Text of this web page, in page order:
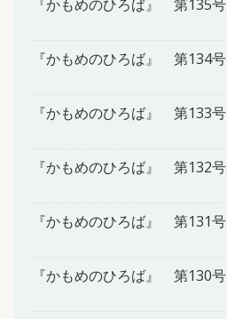
『かもめのひろば』 第135号
『かもめのひろば』 第134号
『かもめのひろば』 第133号
『かもめのひろば』 第132号
『かもめのひろば』 第131号
『かもめのひろば』 第130号